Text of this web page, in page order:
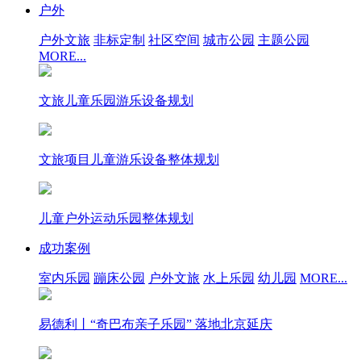
户外
户外文旅 非标定制 社区空间 城市公园 主题公园
MORE...
文旅儿童乐园游乐设备规划
文旅项目儿童游乐设备整体规划
儿童户外运动乐园整体规划
成功案例
室内乐园 蹦床公园 户外文旅 水上乐园 幼儿园 MORE...
易德利丨“奇巴布亲子乐园” 落地北京延庆